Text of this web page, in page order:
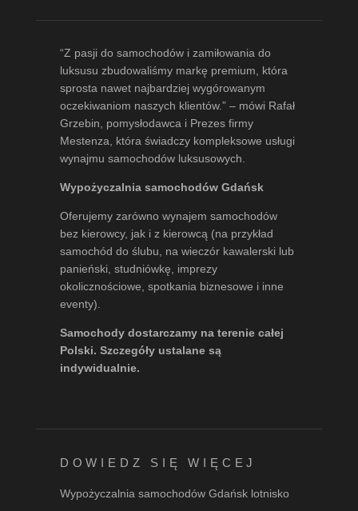
“Z pasji do samochodów i zamiłowania do
luksusu zbudowaliśmy markę premium, która
sprosta nawet najbardziej wygórowanym
oczekiwaniom naszych klientów.” – mówi Rafał
Grzebin , pomysłodawca i Prezes firmy
Mestenza, która świadczy kompleksowe usługi
wynajmu samochodów luksusowych.
Wypożyczalnia samochodów Gdańsk
Oferujemy zarówno wynajem samochodów
bez kierowcy, jak i z kierowcą (na przykład
samochód do ślubu, na wieczór kawalerski lub
panieński, studniówkę, imprezy
okolicznościowe, spotkania biznesowe i inne
eventy).
Samochody dostarczamy na terenie całej
Polski. Szczegóły ustalane są
indywidualnie.
DOWIEDZ SIĘ WIĘCEJ
Wypożyczalnia samochodów Gdańsk lotnisko